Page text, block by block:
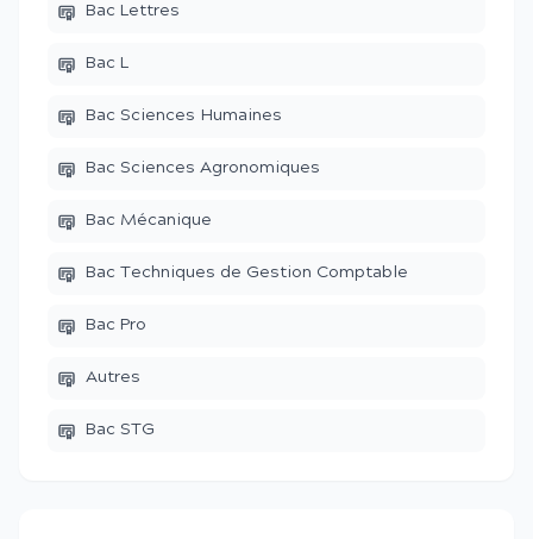
Bac Lettres
Bac L
Bac Sciences Humaines
Bac Sciences Agronomiques
Bac Mécanique
Bac Techniques de Gestion Comptable
Bac Pro
Autres
Bac STG